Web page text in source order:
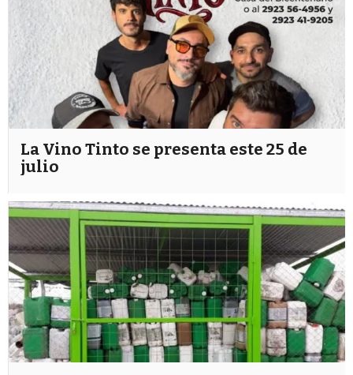
La Vino Tinto se presenta este 25 de
julio